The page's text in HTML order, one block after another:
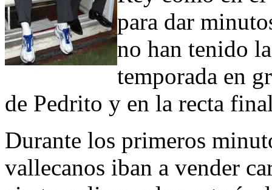
para dar
no han tenido
temporada en
de Pedrito y en la recta
Durante los primeros
vallecanos iban a vender